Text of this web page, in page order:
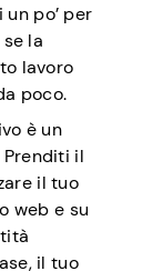
po’ per
la
lavoro
poco.
è un
il
il tuo
web e su
il tuo